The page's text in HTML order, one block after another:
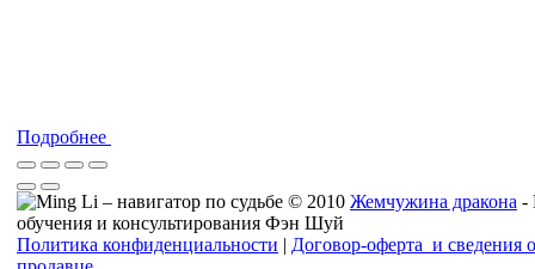
Подробнее
© 2010 Жемчужина дракона -
обучения и консультирования Фэн Шуй
Политика конфиденциальности | Договор-оферта и сведения о